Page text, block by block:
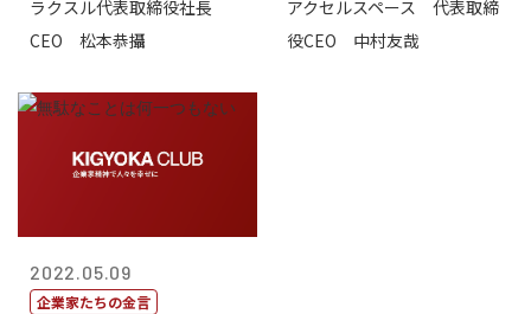
ラクスル代表取締役社長
CEO 松本恭攝
アクセルスペース 代表取締
役CEO 中村友哉
2022.05.09
企業家たちの金言